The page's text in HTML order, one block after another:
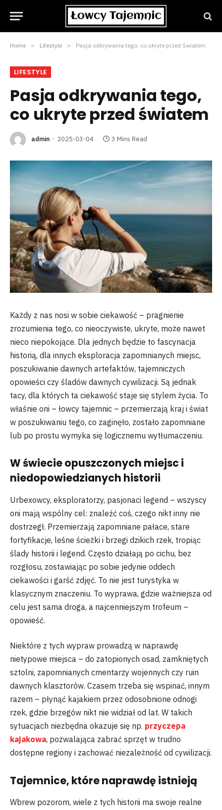
Home » Lifestyle » Pasja odkrywania tego, co ukryte przed światem
LIFESTYLE
Pasja odkrywania tego,
co ukryte przed światem
admin 2025-03-04 3 Mins Read
Każdy z nas nosi w sobie ciekawość – pragnienie
zrozumienia tego, co nieoczywiste, ukryte, może nawet
nieco niepokojące. Dla jednych będzie to fascynacja
historią, dla innych eksploracja zapomnianych miejsc,
poszukiwanie dawnych artefaktów, tajemniczych
opowieści czy śladów dawnych cywilizacji. Są jednak
tacy, dla których ta ciekawość staje się stylem życia. To
właśnie oni – łowcy tajemnic – przemierzają kraj i świat
w poszukiwaniu tego, co zaginęło, zostało zapomniane
lub po prostu wymyka się logicznemu wytłumaczeniu.
W świecie opuszczonych miejsc i
niedopowiedzianych historii
Urbexowcy, eksploratorzy, pasjonaci legend – wszyscy
oni mają wspólny cel: znaleźć coś, czego nikt inny nie
dostrzegł. Przemierzają zapomniane pałace, stare
fortyfikacje, leśne ścieżki i brzegi dzikich rzek, tropiąc
ślady historii i legend. Często działają po cichu, bez
rozgłosu, zostawiając po sobie jedynie oddech
ciekawości i garść zdjęć. To nie jest turystyka w
klasycznym znaczeniu. To wyprawa, gdzie ważniejsza od
celu jest sama droga, a najcenniejszym trofeum –
opowieść.
Niektóre z tych wypraw prowadzą w naprawdę
nietypowe miejsca – do zatopionych osad, zamkniętych
sztolni, zapomnianych cmentarzy wojennych czy ruin
dawnych klasztorów. Czasem trzeba się wspinać, innym
razem – płynąć kajakiem przez odosobnione odnogi
rzek, gdzie brzegów nikt nie widział od lat. W takich
sytuacjach niezbędna okazuje się np. przyczepa
kajakowa, pozwalająca zabrać sprzęt w trudno
dostępne regiony i zachować niezależność od cywilizacji.
Tajemnice, które naprawdę istnieją
Wbrew pozorom, wiele z tych historii ma swoje realne